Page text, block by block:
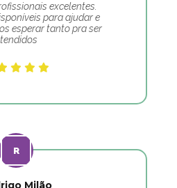
excelentes.
para ajudar e
esperar tanto pra ser
Milão